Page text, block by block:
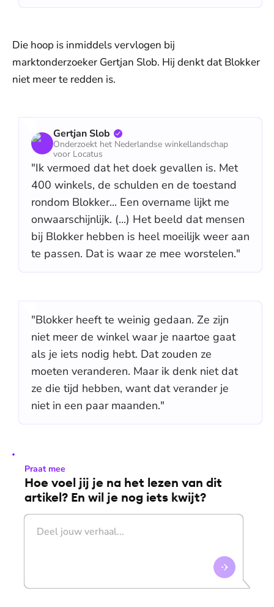
Die hoop is inmiddels vervlogen bij
marktonderzoeker Gertjan Slob. Hij denkt dat Blokker
niet meer te redden is.
Gertjan Slob
Onderzoekt het Nederlandse winkellandschap
voor Locatus
"Ik vermoed dat het doek gevallen is. Met
400 winkels, de schulden en de toestand
rondom Blokker... Een overname lijkt me
onwaarschijnlijk. (...) Het beeld dat mensen
bij Blokker hebben is heel moeilijk weer aan
te passen. Dat is waar ze mee worstelen."
"Blokker heeft te weinig gedaan. Ze zijn
niet meer de winkel waar je naartoe gaat
als je iets nodig hebt. Dat zouden ze
moeten veranderen. Maar ik denk niet dat
ze die tijd hebben, want dat verander je
niet in een paar maanden."
Praat mee
Hoe voel jij je na het lezen van dit
artikel? En wil je nog iets kwijt?